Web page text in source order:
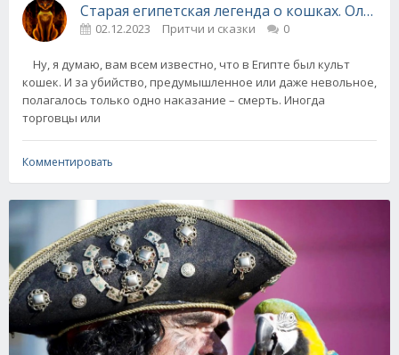
Старая египетская легенда о кошках. Олег
02.12.2023 Притчи и сказки 0
Ну, я думаю, вам всем известно, что в Египте был культ
кошек. И за убийство, предумышленное или даже невольное,
полагалось только одно наказание – смерть. Иногда
торговцы или
Комментировать